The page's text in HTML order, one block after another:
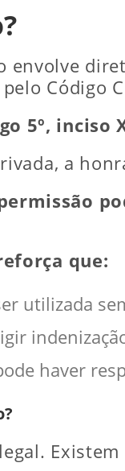
envolve
Código
5º, inciso
a
que:
utilizada
haver